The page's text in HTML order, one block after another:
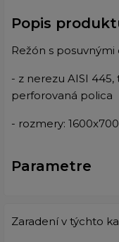
Popis
Režón s
- z nerezu AISI
perforovaná polica
- rozmery:
Parametre
Zaradení v týchto